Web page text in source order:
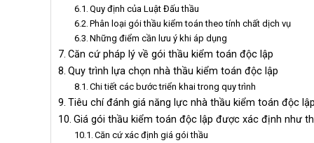
Quy định của Luật Đấu thầu
Phân loại gói thầu kiểm toán theo tính chất dịch vụ
Những điểm cần lưu ý khi áp dụng
Căn cứ pháp lý về gói thầu kiểm toán độc lập
Quy trình lựa chọn nhà thầu kiểm toán độc lập
Chi tiết các bước triển khai trong quy trình
Tiêu chí đánh giá năng lực nhà thầu kiểm toán độc lập
Giá gói thầu kiểm toán độc lập được xác định như
Căn cứ xác định giá gói thầu